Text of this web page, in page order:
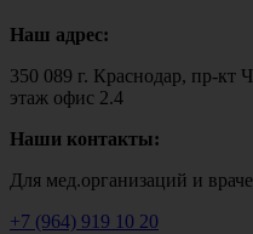
Наш адрес:
350 089 г. Краснодар, пр-
этаж офис 2.4
Наши контакты:
Для мед.организаций и
+7 (964) 919 10 20